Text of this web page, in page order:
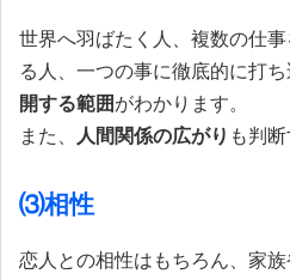
世界へ羽ばたく人、複数の仕
る人、一つの事に徹底的に打ち
開する範囲がわかります。
また、 人間関係の広がり も判
⑶相性
恋人との相性はもちろん、家族